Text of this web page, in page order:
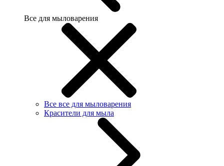
Все для мыловарения
Все все для мыловарения
Красители для мыла